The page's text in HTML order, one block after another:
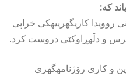
روویدا كاریگهرییهكی خراپی
و دڵهڕاوكێی دروست كرد.
و كاری رۆژنامهگهری